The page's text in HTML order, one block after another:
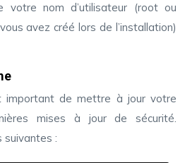
votre nom d’utilisateur (root ou
avez créé lors de l’installation)
important de mettre à jour votre
mises à jour de sécurité.
suivantes :